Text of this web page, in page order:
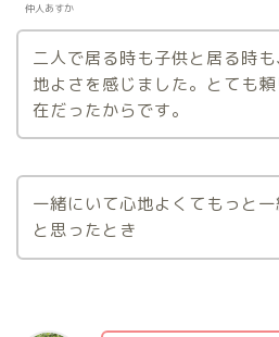
仲人あすか
二人で居る時も子供と居る時
地よさを感じました。とても
在だったからです。
一緒にいて心地よくてもっと
と思ったとき